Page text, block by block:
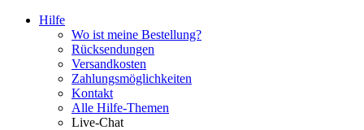
Hilfe
Wo ist meine Bestellung?
Rücksendungen
Versandkosten
Zahlungsmöglichkeiten
Kontakt
Alle Hilfe-Themen
Live-Chat